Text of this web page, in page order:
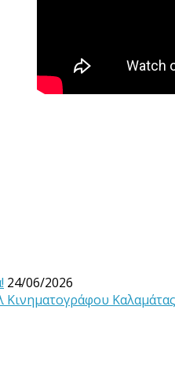
24/06/2026
Κινηματογράφου Καλαμάτας